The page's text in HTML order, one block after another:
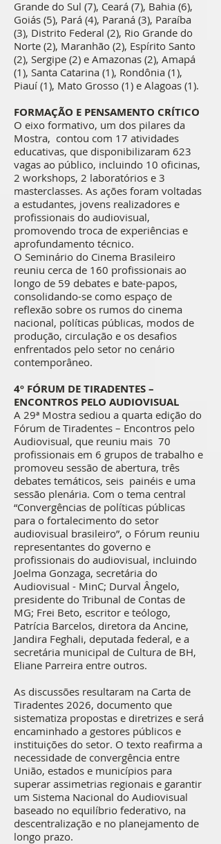
Grande do Sul (7), Ceará (7), Bahia (6),
Goiás (5), Pará (4), Paraná (3), Paraíba
(3), Distrito Federal (2), Rio Grande do
Norte (2), Maranhão (2), Espírito Santo
(2), Sergipe (2) e Amazonas (2), Amapá
(1), Santa Catarina (1), Rondônia (1),
Piauí (1), Mato Grosso (1) e Alagoas (1).
FORMAÇÃO E PENSAMENTO CRÍTICO
O eixo formativo, um dos pilares da
Mostra, contou com 17 atividades
educativas, que disponibilizaram 623
vagas ao público, incluindo 10 oficinas,
2 workshops, 2 laboratórios e 3
masterclasses. As ações foram voltadas
a estudantes, jovens realizadores e
profissionais do audiovisual,
promovendo troca de experiências e
aprofundamento técnico.
O Seminário do Cinema Brasileiro
reuniu cerca de 160 profissionais ao
longo de 59 debates e bate-papos,
consolidando-se como espaço de
reflexão sobre os rumos do cinema
nacional, políticas públicas, modos de
produção, circulação e os desafios
enfrentados pelo setor no cenário
contemporâneo.
4º FÓRUM DE TIRADENTES –
ENCONTROS PELO AUDIOVISUAL
A 29ª Mostra sediou a quarta edição do
Fórum de Tiradentes – Encontros pelo
Audiovisual, que reuniu mais 70
profissionais em 6 grupos de trabalho e
promoveu sessão de abertura, três
debates temáticos, seis painéis e uma
sessão plenária. Com o tema central
“Convergências de políticas públicas
para o fortalecimento do setor
audiovisual brasileiro”, o Fórum reuniu
representantes do governo e
profissionais do audiovisual, incluindo
Joelma Gonzaga, secretária do
Audiovisual - MinC; Durval Ângelo,
presidente do Tribunal de Contas de
MG; Frei Beto, escritor e teólogo,
Patrícia Barcelos, diretora da Ancine,
Jandira Feghali, deputada federal, e a
secretária municipal de Cultura de BH,
Eliane Parreira entre outros.
As discussões resultaram na Carta de
Tiradentes 2026, documento que
sistematiza propostas e diretrizes e será
encaminhado a gestores públicos e
instituições do setor. O texto reafirma a
necessidade de convergência entre
União, estados e municípios para
superar assimetrias regionais e garantir
um Sistema Nacional do Audiovisual
baseado no equilíbrio federativo, na
descentralização e no planejamento de
longo prazo.